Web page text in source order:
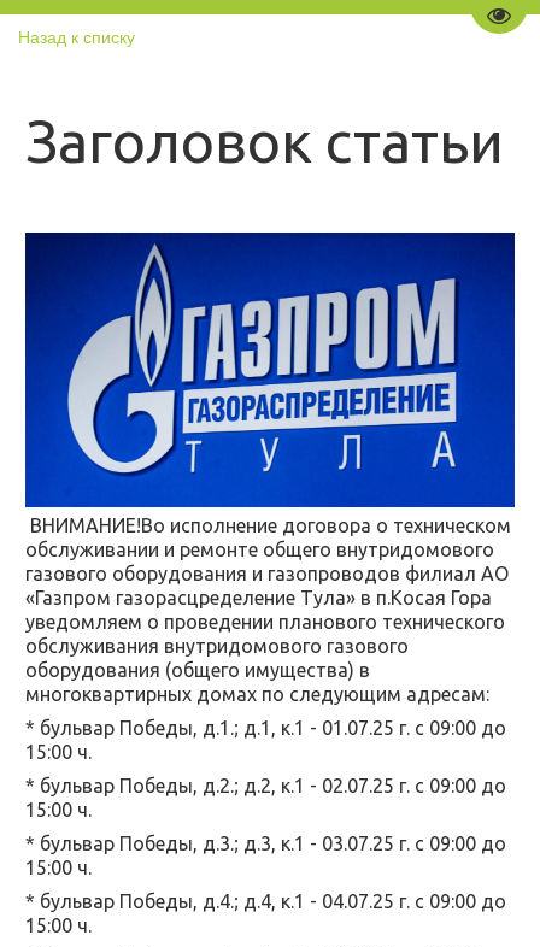
Назад к списку
Заголовок статьи
ВНИМАНИЕ!Во исполнение договора о техническом
обслуживании и ремонте общего внутридомового
газового оборудования и газопроводов филиал АО
«Газпром газорасцределение Тула» в п.Косая Гора
уведомляем о проведении планового технического
обслуживания внутридомового газового
оборудования (общего имущества) в
многоквартирных домах по следующим адресам:
* бульвар Победы, д.1.; д.1, к.1 - 01.07.25 г. с 09:00 до
15:00 ч.
* бульвар Победы, д.2.; д.2, к.1 - 02.07.25 г. с 09:00 до
15:00 ч.
* бульвар Победы, д.3.; д.3, к.1 - 03.07.25 г. с 09:00 до
15:00 ч.
* бульвар Победы, д.4.; д.4, к.1 - 04.07.25 г. с 09:00 до
15:00 ч.